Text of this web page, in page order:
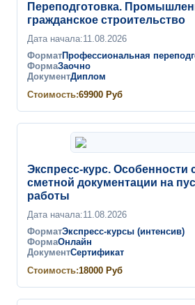
Переподготовка.
гражданское строительство
Дата начала:11.08.2026
ФорматПрофессиональная
ФормаЗаочно
ДокументДиплом
Стоимость:69900 Руб
Экспресс-курс. Особенности
сметной документации на
работы
Дата начала:11.08.2026
ФорматЭкспресс-курсы (интенсив)
ФормаОнлайн
ДокументСертификат
Стоимость:18000 Руб